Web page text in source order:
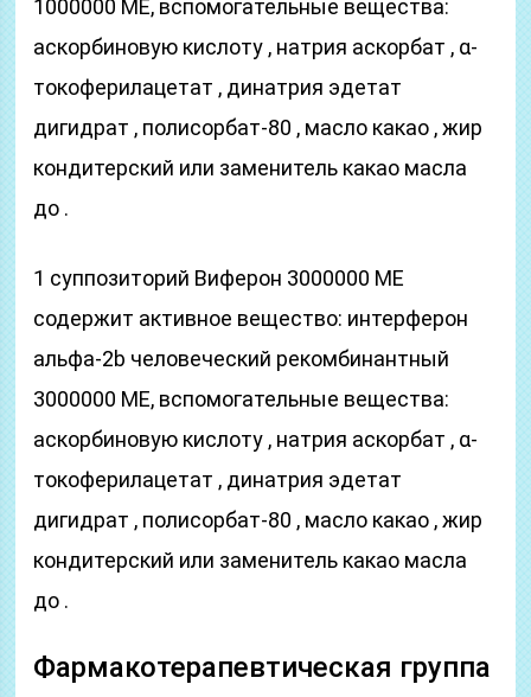
1000000 ME, вспомогательные вещества:
аскорбиновую кислоту , натрия аскорбат , α-
токоферилацетат , динатрия эдетат
дигидрат , полисорбат-80 , масло какао , жир
кондитерский или заменитель какао масла
до .
1 суппозиторий Виферон 3000000 ME
содержит активное вещество: интерферон
альфа-2b человеческий рекомбинантный
3000000 ME, вспомогательные вещества:
аскорбиновую кислоту , натрия аскорбат , α-
токоферилацетат , динатрия эдетат
дигидрат , полисорбат-80 , масло какао , жир
кондитерский или заменитель какао масла
до .
Фармакотерапевтическая группа